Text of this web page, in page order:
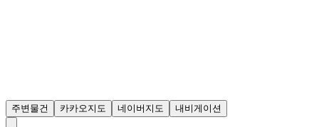
주변물건 카카오지도 네이버지도 내비게이션